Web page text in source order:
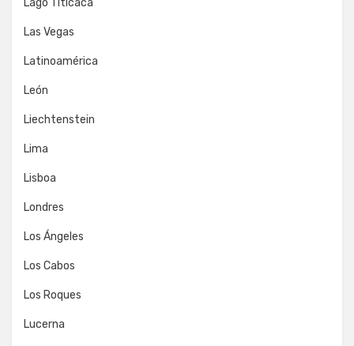
Lago Titicaca
Las Vegas
Latinoamérica
León
Liechtenstein
Lima
Lisboa
Londres
Los Ángeles
Los Cabos
Los Roques
Lucerna